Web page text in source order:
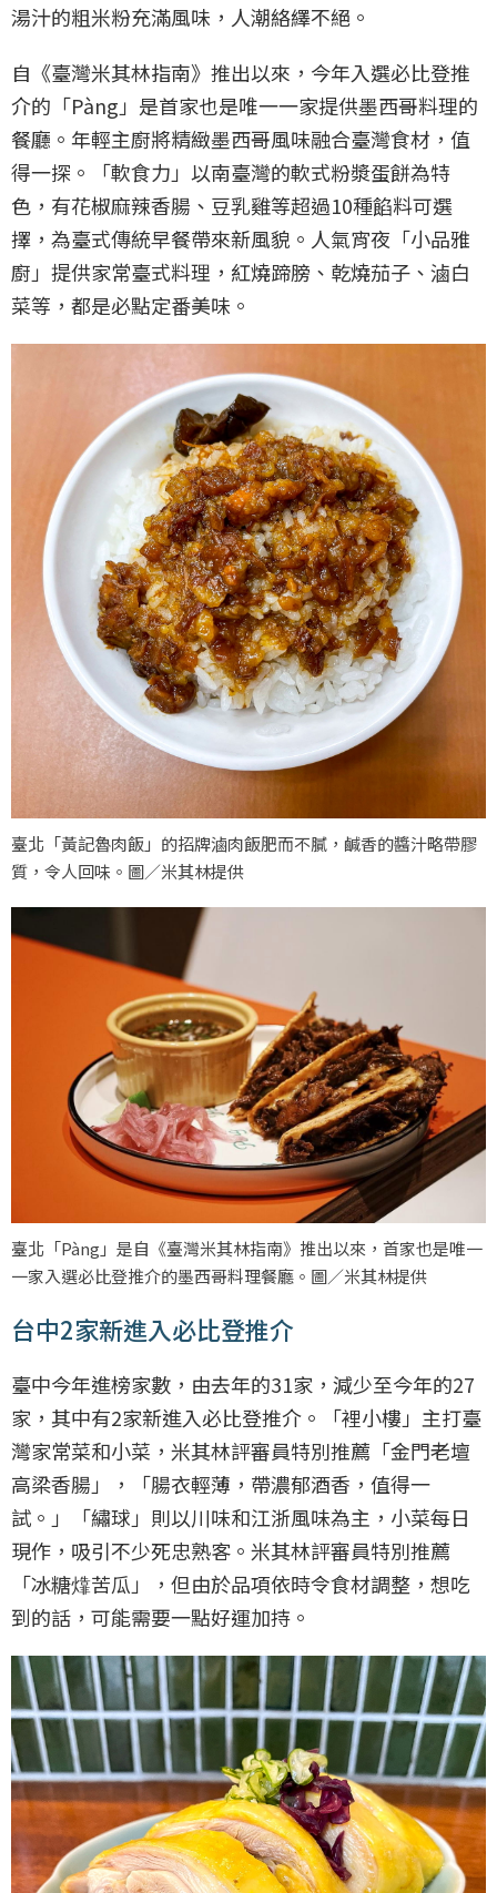
湯汁的粗米粉充滿風味，人潮絡繹不絕。
自《臺灣米其林指南》推出以來，今年入選必比登推
介的「Pàng」是首家也是唯一一家提供墨西哥料理的
餐廳。年輕主廚將精緻墨西哥風味融合臺灣食材，值
得一探。「軟食力」以南臺灣的軟式粉漿蛋餅為特
色，有花椒麻辣香腸、豆乳雞等超過10種餡料可選
擇，為臺式傳統早餐帶來新風貌。人氣宵夜「小品雅
廚」提供家常臺式料理，紅燒蹄膀、乾燒茄子、滷白
菜等，都是必點定番美味。
臺北「黃記魯肉飯」的招牌滷肉飯肥而不膩，鹹香的醬汁略帶膠
質，令人回味。圖／米其林提供
臺北「Pàng」是自《臺灣米其林指南》推出以來，首家也是唯一
一家入選必比登推介的墨西哥料理餐廳。圖／米其林提供
台中2家新進入必比登推介
臺中今年進榜家數，由去年的31家，減少至今年的27
家，其中有2家新進入必比登推介。「裡小樓」主打臺
灣家常菜和小菜，米其林評審員特別推薦「金門老壇
高梁香腸」，「腸衣輕薄，帶濃郁酒香，值得一
試。」「繡球」則以川味和江浙風味為主，小菜每日
現作，吸引不少死忠熟客。米其林評審員特別推薦
「冰糖㸆苦瓜」，但由於品項依時令食材調整，想吃
到的話，可能需要一點好運加持。